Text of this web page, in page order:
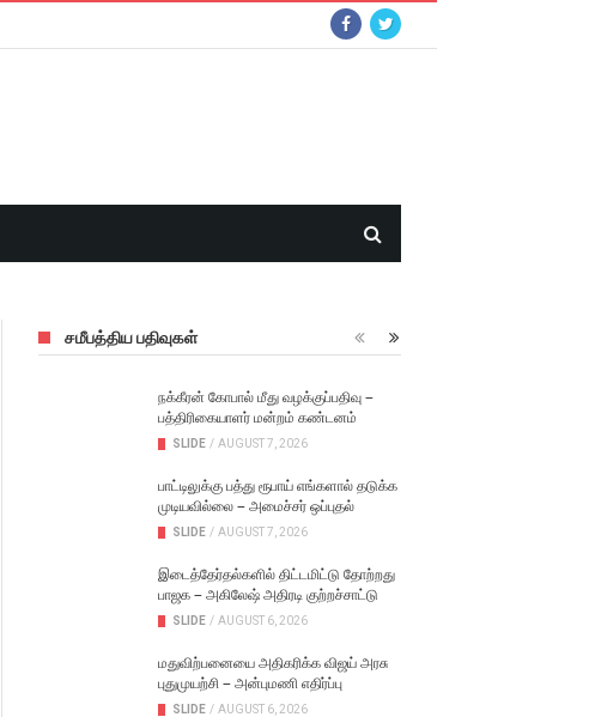
சமீபத்திய பதிவுகள்
நக்கீரன் கோபால் மீது வழக்குப்பதிவு –
பத்திரிகையாளர் மன்றம் கண்டனம்
SLIDE / AUGUST 7, 2026
பாட்டிலுக்கு பத்து ரூபாய் எங்களால் தடுக்க
முடியவில்லை – அமைச்சர் ஒப்புதல்
SLIDE / AUGUST 7, 2026
இடைத்தேர்தல்களில் திட்டமிட்டு தோற்றது
பாஜக – அகிலேஷ் அதிரடி குற்றச்சாட்டு
SLIDE / AUGUST 6, 2026
மதுவிற்பனையை அதிகரிக்க விஜய் அரசு
புதுமுயற்சி – அன்புமணி எதிர்ப்பு
SLIDE / AUGUST 6, 2026